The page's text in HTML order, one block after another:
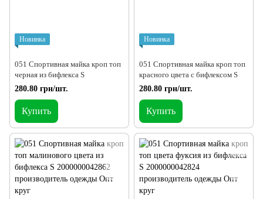
Новинка
051 Спортивная майка кроп топ
черная из бифлекса S
280.80 грн/шт.
Купить
Новинка
051 Спортивная майка кроп топ
красного цвета с бифлексом S
280.80 грн/шт.
Купить